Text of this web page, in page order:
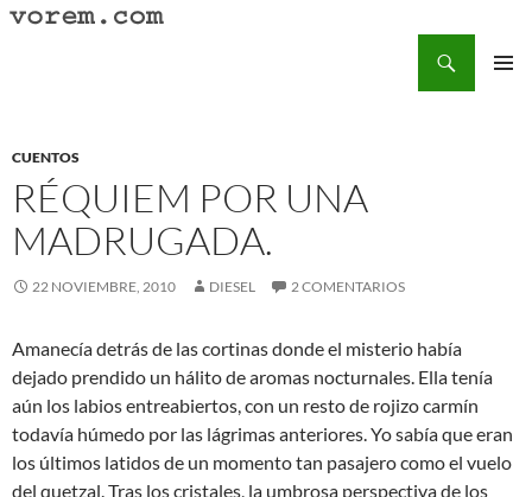
Saltar
CUENTOS
RÉQUIEM POR UNA
MADRUGADA.
22 NOVIEMBRE, 2010 DIESEL 2 COMENTARIOS
Amanecía detrás de las cortinas donde el misterio había
dejado prendido un hálito de aromas nocturnales. Ella tenía
aún los labios entreabiertos, con un resto de rojizo carmín
todavía húmedo por las lágrimas anteriores. Yo sabía que eran
los últimos latidos de un momento tan pasajero como el vuelo
del quetzal. Tras los cristales, la umbrosa perspectiva de los